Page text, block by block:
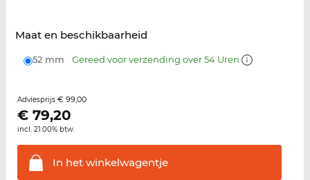
Maat en beschikbaarheid
52 mm Gereed voor verzending over 54 Uren
Adviesprijs € 99,00
€ 79,20
incl. 21.00% btw.
In hetwinkelwagentje